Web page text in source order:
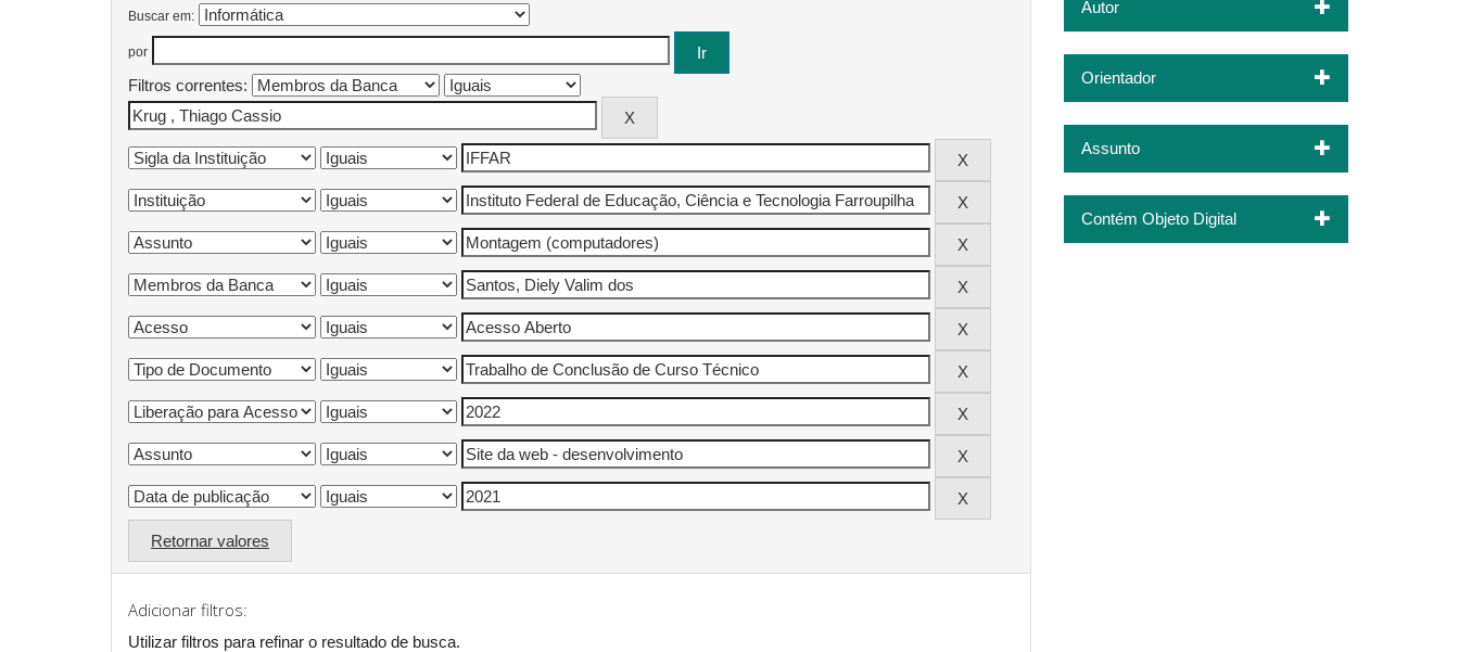
Buscar em:
por
Filtros correntes:
Retornar valores
Adicionar filtros:
Utilizar filtros para refinar o resultado de busca.
Autor
Orientador
Assunto
Contém Objeto Digital